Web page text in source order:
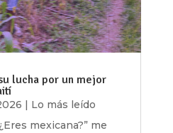
lucha por un mejor
| Lo más leído
mexicana?” me